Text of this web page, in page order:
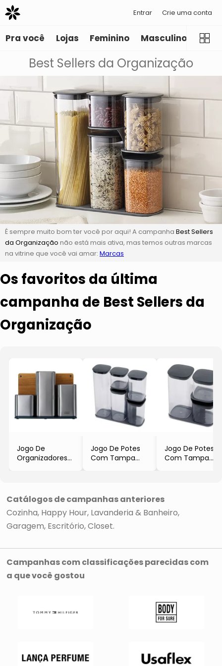
Entrar Crie uma conta
Pra você Lojas Feminino Masculino
Best Sellers da Organização
É sempre muito bom ter você por aqui! A campanha Best Sellers
da Organização não está mais ativa, mas temos outras marcas
na vitrine que você vai amar: Marcas
Os favoritos da última
campanha de Best Sellers da
Organização
Jogo De
Organizadores
- 3Pçs
Jogo De Potes
Com Tampa
Jogo De Potes
Com Tampa
Catálogos de campanhas anteriores
Cozinha Happy Hour Lavanderia & Banheiro
Garagem Escritório Closet
Campanhas com classificações parecidas com
a que você gostou